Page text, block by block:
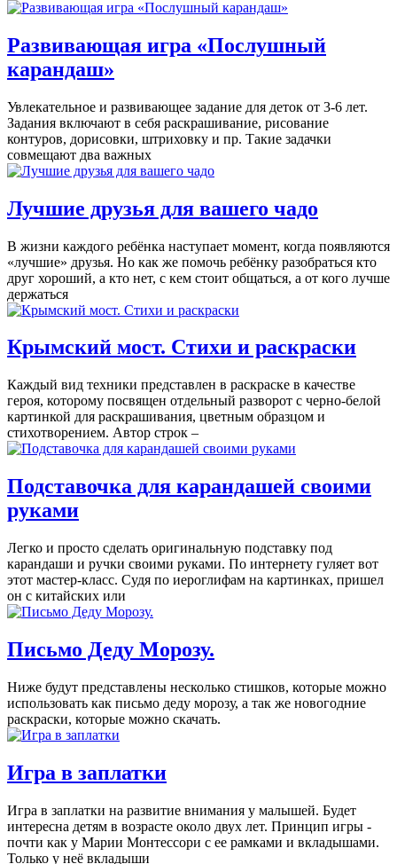
Развивающая игра «Послушный
карандаш»
Увлекательное и развивающее задание для деток от 3-6 лет.
Задания включают в себя раскрашивание, рисование
контуров, дорисовки, штриховку и пр. Такие задачки
совмещают два важных
Лучшие друзья для вашего чадо
В жизни каждого ребёнка наступает момент, когда появляются
«лучшие» друзья. Но как же помочь ребёнку разобраться кто
друг хороший, а кто нет, с кем стоит общаться, а от кого лучше
держаться
Крымский мост. Стихи и раскраски
Каждый вид техники представлен в раскраске в качестве
героя, которому посвящен отдельный разворот с черно-белой
картинкой для раскрашивания, цветным образцом и
стихотворением. Автор строк –
Подставочка для карандашей своими
руками
Легко и просто сделать оригинальную подставку под
карандаши и ручки своими руками. По интернету гуляет вот
этот мастер-класс. Судя по иероглифам на картинках, пришел
он с китайских или
Письмо Деду Морозу.
Ниже будут представлены несколько стишков, которые можно
использовать как письмо деду морозу, а так же новогодние
раскраски, которые можно скачать.
Игра в заплатки
Игра в заплатки на развитие внимания у малышей. Будет
интересна детям в возрасте около двух лет. Принцип игры -
почти как у Марии Монтессори с ее рамками и вкладышами.
Только у неё вкладыши